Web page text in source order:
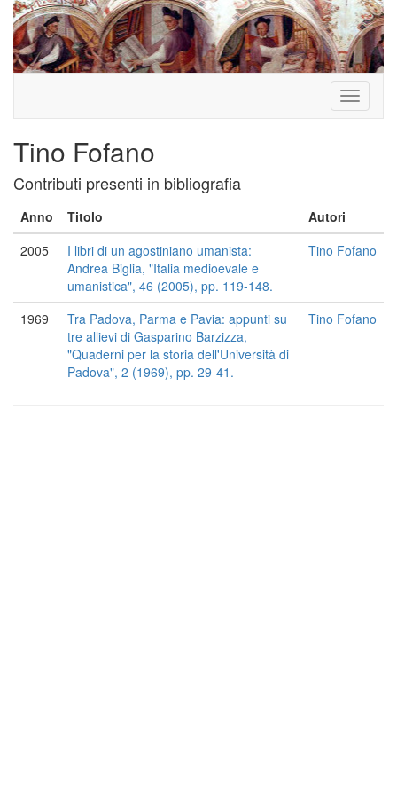
Toggle
Tino Fofano
Contributi presenti in bibliografia
Anno Titolo
Autori
2005
I libri di un agostiniano umanista:
Andrea Biglia, "Italia medioevale e
umanistica", 46 (2005), pp. 119-148.
Tino Fofano
1969
Tra Padova, Parma e Pavia: appunti su
tre allievi di Gasparino Barzizza,
"Quaderni per la storia dell'Università di
Padova", 2 (1969), pp. 29-41.
Tino Fofano